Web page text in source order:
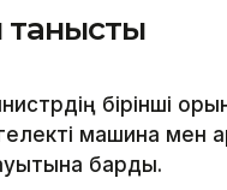
бірінші
машина мен
барды.